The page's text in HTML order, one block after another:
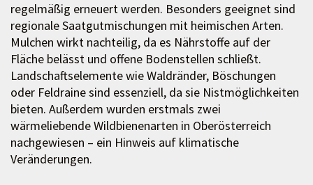
regelmäßig erneuert werden. Besonders geeignet sind
regionale Saatgutmischungen mit heimischen Arten.
Mulchen wirkt nachteilig, da es Nährstoffe auf der
Fläche belässt und offene Bodenstellen schließt.
Landschaftselemente wie Waldränder, Böschungen
oder Feldraine sind essenziell, da sie Nistmöglichkeiten
bieten. Außerdem wurden erstmals zwei
wärmeliebende Wildbienenarten in Oberösterreich
nachgewiesen – ein Hinweis auf klimatische
Veränderungen.